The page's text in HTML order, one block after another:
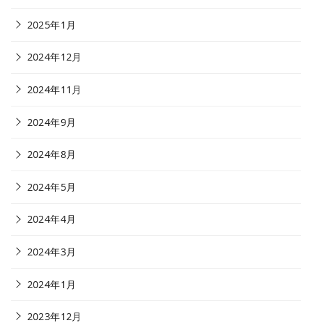
2025年1月
2024年12月
2024年11月
2024年9月
2024年8月
2024年5月
2024年4月
2024年3月
2024年1月
2023年12月